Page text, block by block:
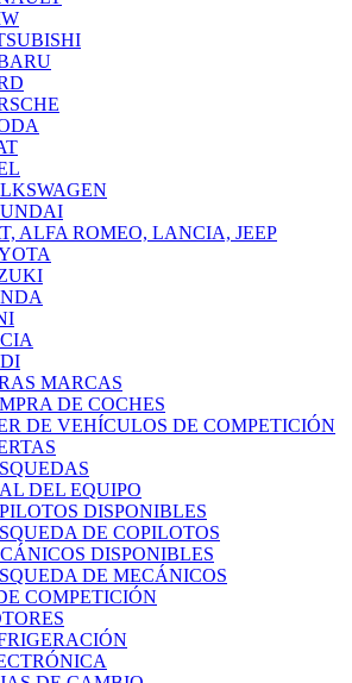
ALFA ROMEO, LANCIA, JEEP
MARCAS
DE COCHES
DE VEHÍCULOS DE COMPETICIÓN
DEL EQUIPO
DISPONIBLES
DE COPILOTOS
DISPONIBLES
DE MECÁNICOS
COMPETICIÓN